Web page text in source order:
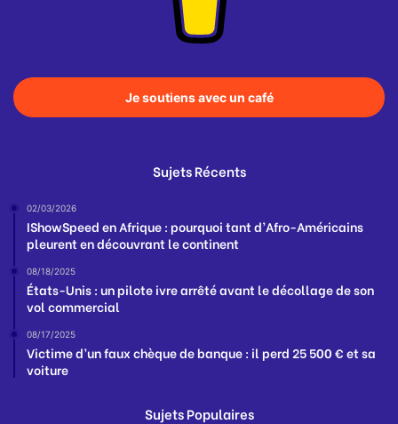
Je soutiens avec un café
Sujets Récents
02/03/2026
IShowSpeed en Afrique : pourquoi tant d’Afro-Américains
pleurent en découvrant le continent
08/18/2025
États-Unis : un pilote ivre arrêté avant le décollage de son
vol commercial
08/17/2025
Victime d’un faux chèque de banque : il perd 25 500 € et sa
voiture
Sujets Populaires